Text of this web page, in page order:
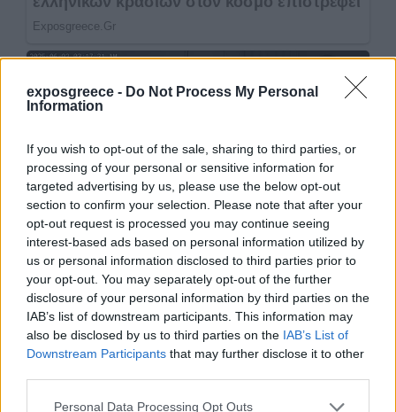
exposgreece - Do Not Process My Personal
Information
If you wish to opt-out of the sale, sharing to third parties, or
processing of your personal or sensitive information for
targeted advertising by us, please use the below opt-out
section to confirm your selection. Please note that after your
opt-out request is processed you may continue seeing
interest-based ads based on personal information utilized by
us or personal information disclosed to third parties prior to
your opt-out. You may separately opt-out of the further
disclosure of your personal information by third parties on the
IAB’s list of downstream participants. This information may
also be disclosed by us to third parties on the IAB’s List of
Downstream Participants that may further disclose it to other
Personal Data Processing Opt Outs